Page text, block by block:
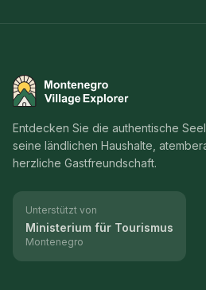
Montenegro Village
Entdecken Sie die authentische
seine ländlichen Haushalte,
herzliche Gastfreundschaft.
Unterstützt von
Ministerium für Tourismus
Montenegro